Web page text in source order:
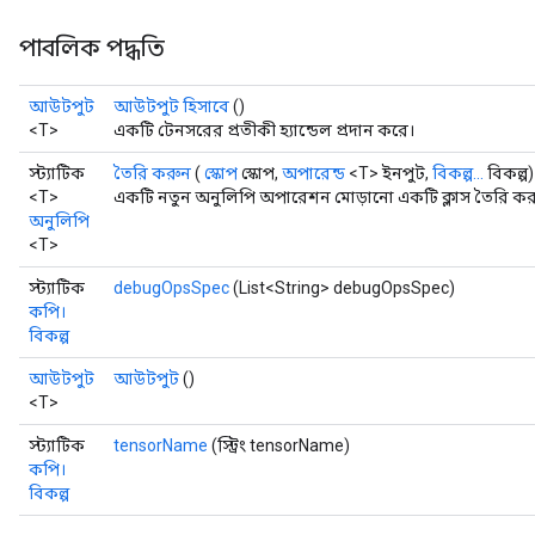
পাবলিক পদ্ধতি
আউটপুট
<T>
আউটপুট হিসাবে()
একটি টেনসরের প্রতীকী হ্যান্ডেল প্রদান করে।
স্ট্যাটিক
<T>
অনুলিপি
<T>
তৈরি করুন( স্কোপস্কোপ, অপারেন্ড <T> ইনপুট, বিকল্প...
বিকল্প)
একটি নতুন অনুলিপি অপারেশন মোড়ানো একটি ক্লাস তৈরি
স্ট্যাটিক
কপি।
বিকল্প
debugOpsSpec(List<String> debugOpsSpec)
আউটপুট
<T>
আউটপুট()
স্ট্যাটিক
কপি।
বিকল্প
tensorName (স্ট্রিং tensorName)